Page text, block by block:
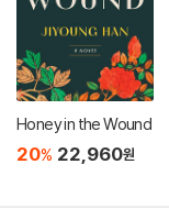
Honey in the Wound
20% 22,960원